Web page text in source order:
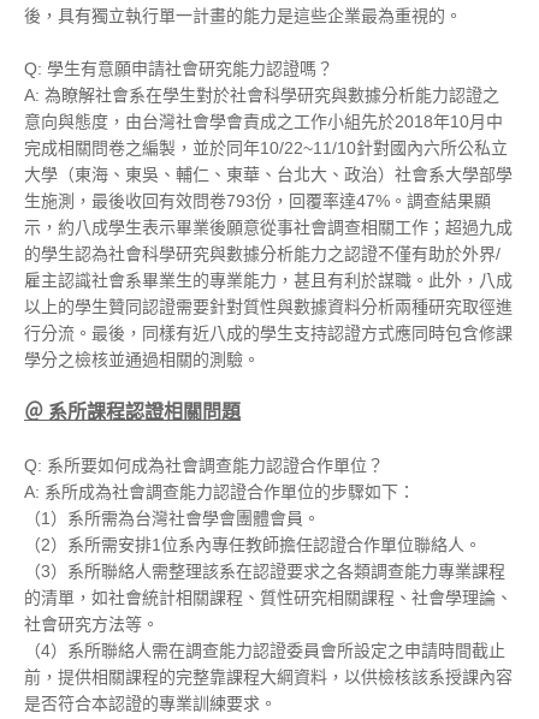
後，具有獨立執行單一計畫的能力是這些企業最為重視的。
Q: 學生有意願申請社會研究能力認證嗎？
A: 為瞭解社會系在學生對於社會科學研究與數據分析能力認證之
意向與態度，由台灣社會學會責成之工作小組先於2018年10月中
完成相關問卷之編製，並於同年10/22~11/10針對國內六所公私立
大學（東海、東吳、輔仁、東華、台北大、政治）社會系大學部學
生施測，最後收回有效問卷793份，回覆率達47%。調查結果顯
示，約八成學生表示畢業後願意從事社會調查相關工作；超過九成
的學生認為社會科學研究與數據分析能力之認證不僅有助於外界/
雇主認識社會系畢業生的專業能力，甚且有利於謀職。此外，八成
以上的學生贊同認證需要針對質性與數據資料分析兩種研究取徑進
行分流。最後，同樣有近八成的學生支持認證方式應同時包含修課
學分之檢核並通過相關的測驗。
＠ 系所課程認證相關問題
Q: 系所要如何成為社會調查能力認證合作單位？
A: 系所成為社會調查能力認證合作單位的步驟如下：
（1）系所需為台灣社會學會團體會員。
（2）系所需安排1位系內專任教師擔任認證合作單位聯絡人。
（3）系所聯絡人需整理該系在認證要求之各類調查能力專業課程
的清單，如社會統計相關課程、質性研究相關課程、社會學理論、
社會研究方法等。
（4）系所聯絡人需在調查能力認證委員會所設定之申請時間截止
前，提供相關課程的完整靠課程大綱資料，以供檢核該系授課內容
是否符合本認證的專業訓練要求。